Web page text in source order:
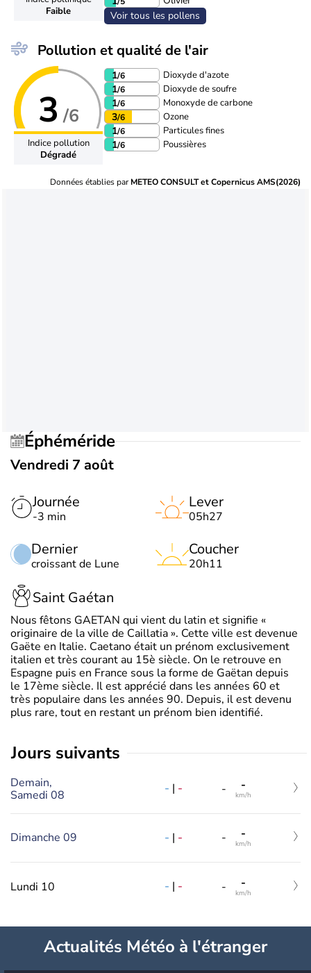
Faible
Voir tous les pollens
Pollution et qualité de l'air
3 /6
Indice pollution
Dégradé
1/6 Dioxyde d'azote
1/6 Dioxyde de soufre
1/6 Monoxyde de carbone
3/6 Ozone
1/6 Particules fines
1/6 Poussières
Données établies parMETEO CONSULT et Copernicus AMS(2026)
Éphéméride
Vendredi 7 août
Journée
-3 min
Dernier
croissant de Lune
Lever
05h27
Coucher
20h11
Saint Gaétan
Nous fêtons GAETAN qui vient du latin et signifie «
originaire de la ville de Caillatia ». Cette ville est devenue
Gaëte en Italie. Caetano était un prénom exclusivement
italien et très courant au 15è siècle. On le retrouve en
Espagne puis en France sous la forme de Gaëtan depuis
le 17ème siècle. Il est apprécié dans les années 60 et
très populaire dans les années 90. Depuis, il est devenu
plus rare, tout en restant un prénom bien identifié.
jours suivants
Demain,
Samedi 08
- | - - -
km/h
Dimanche 09 - | - - -
km/h
Lundi 10 - | - - -
km/h
Actualités Météo à l'étranger